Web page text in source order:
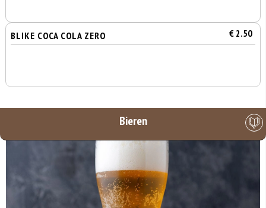
BLIKE COCA COLA ZERO € 2.50
Bieren